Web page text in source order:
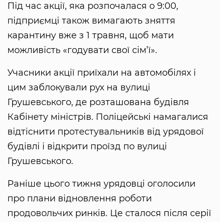
Під час акції, яка розпочалася о 9:00,
підприємці також вимагають зняття
карантину вже з 1 травня, щоб мати
можливість «годувати свої сім’ї».
Учасники акції приїхали на автомобілях і
цим заблокували рух на вулиці
Грушевського, де розташована будівля
Кабінету міністрів. Поліцейські намагалися
відтіснити протестувальників від урядової
будівлі і відкрити проїзд по вулиці
Грушевського.
Раніше цього тижня урядовці оголосили
про плани відновлення роботи
продовольчих ринків. Це сталося після серії